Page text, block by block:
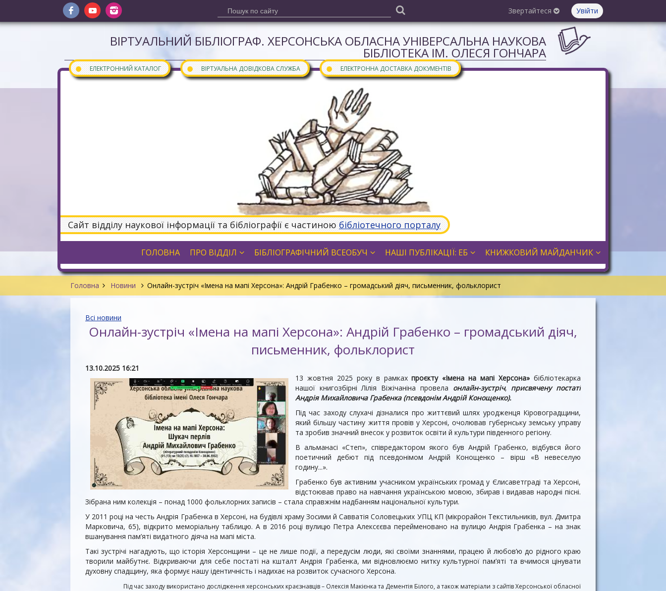
Звертайтеся Увійти
ВІРТУАЛЬНИЙ БІБЛІОГРАФ. ХЕРСОНСЬКА ОБЛАСНА УНІВЕРСАЛЬНА НАУКОВА
БІБЛІОТЕКА ІМ. ОЛЕСЯ ГОНЧАРА
● ЕЛЕКТРОННИЙ КАТАЛОГ ● ВІРТУАЛЬНА ДОВІДКОВА СЛУЖБА ● ЕЛЕКТРОННА ДОСТАВКА ДОКУМЕНТІВ
Сайт відділу наукової інформації та бібліографії є частиною бібліотечного порталу
ГОЛОВНА ПРО ВІДДІЛ БІБЛІОГРАФІЧНИЙ ВСЕОБУЧ НАШІ ПУБЛІКАЦІЇ: ЕБ КНИЖКОВИЙ МАЙДАНЧИК
Головна Новини Онлайн-зустріч «Імена на мапі Херсона»: Андрій Грабенко – громадський діяч, письменник, фольклорист
Всі новини
Онлайн-зустріч «Імена на мапі Херсона»: Андрій Грабенко – громадський діяч,
письменник, фольклорист
13.10.2025 16:21
13 жовтня 2025 року в рамкахпроєкту «Імена на мапі Херсона»бібліотекарка
нашої книгозбірні Лілія Віжічаніна провела онлайн-зустріч, присвячену постаті
Андрія Михайловича Грабенка (псевдонім Андрій Конощенко).
Під час заходу слухачі дізналися про життєвий шлях уродженця Кіровоградщини,
який більшу частину життя провів у Херсоні, очолював губернську земську управу
та зробив значний внесок у розвиток освіти й культури південного регіону.
В альманасі «Степ», співредактором якого був Андрій Грабенко, відбувся його
поетичний дебют під псевдонімом Андрій Конощенко – вірш «В невеселую
годину...».
Грабенко був активним учасником українських громад у Єлисаветграді та Херсоні,
відстоював право на навчання українською мовою, збирав і видавав народні пісні.
Зібрана ним колекція – понад 1000 фольклорних записів – стала справжнім надбанням національної культури.
У 2011 році на честь Андрія Грабенка в Херсоні, на будівлі храму Зосими й Савватія Соловецьких УПЦ КП (мікрорайон Текстильників, вул. Дмитра
Марковича, 65), відкрито меморіальну таблицю. А в 2016 році вулицю Петра Алексєєва перейменовано на вулицю Андрія Грабенка – на знак
вшанування пам’яті видатного діяча на мапі міста.
Такі зустрічі нагадують, що історія Херсонщини – це не лише події, а передусім люди, які своїми знаннями, працею й любов’ю до рідного краю
творили майбутнє. Відкриваючи для себе постаті на кшталт Андрія Грабенка, ми відновлюємо нитку культурної пам’яті та вчимося цінувати
духовну спадщину, яка формує нашу ідентичність і надихає на розвиток сучасного Херсона.
Під час заходу використано дослідження херсонських краєзнавців – Олексія Макієнка та Дементія Білого, а також матеріали з сайтів Херсонської обласної